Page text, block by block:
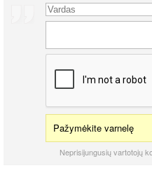
Pažymėkite varnelę
Neprisijungusių vartotojų